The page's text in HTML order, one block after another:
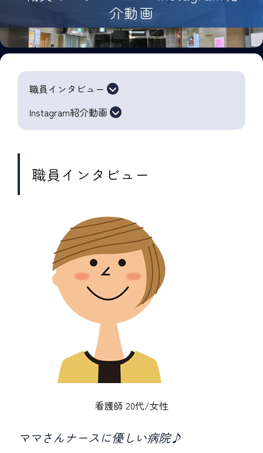
介動画
職員インタビュー
Instagram紹介動画
職員インタビュー
看護師 20代/女性
ママさんナースに優しい病院♪